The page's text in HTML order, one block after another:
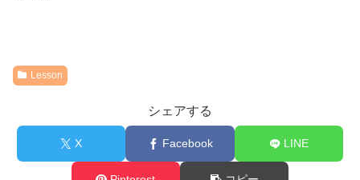
Lesson
シェアする
X Facebook LINE